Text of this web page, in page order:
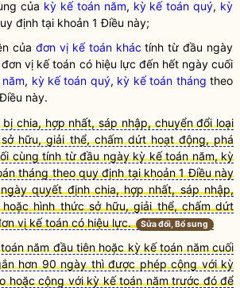
của kỳ kế toán năm, kỳ kế toán quý, kỳ
định tại khoản 1 Điều này;
củađơn vị kế toán khác tính từ đầu ngày
vị kế toán có hiệu lực đến hết ngày cuối
, kỳ kế toán quý, kỳ kế toán tháng theo
này.
chia, hợp nhất, sáp nhập, chuyển đổi loại
hữu, giải thể, chấm dứt hoạt động, phá
cùng tính từ đầu ngày kỳ kế toán năm, kỳ
tháng theo quy định tại khoản 1 Điều này
quyết định chia, hợp nhất, sáp nhập,
hình thức sở hữu, giải thể, chấm dứt
vị kế toán có hiệu lực.
Sửa đổi, Bổ sung
năm đầu tiên hoặc kỳ kế toán năm cuối
hơn 90 ngày thì được phép cộng với kỳ
hoặc cộng với kỳ kế toán năm trước đó để